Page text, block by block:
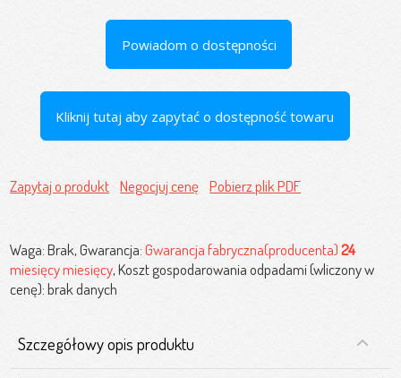
Powiadom o dostępności
Kliknij tutaj aby zapytać o dostępność towaru
Zapytaj o produkt Negocjuj cenę Pobierz plik PDF
Waga: Brak, Gwarancja:Gwarancja fabryczna(producenta)24
miesięcy miesięcy, Koszt gospodarowania odpadami (wliczony w
cenę): brak danych
Szczegółowy opis produktu